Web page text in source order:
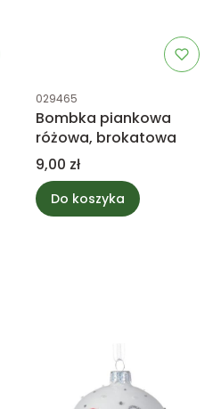
Kod produktu
029465
Bombka piankowa
różowa, brokatowa
Cena
9,00 zł
Do koszyka